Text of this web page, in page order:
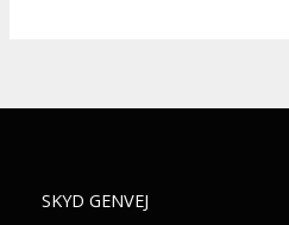
SKYD GENVEJ